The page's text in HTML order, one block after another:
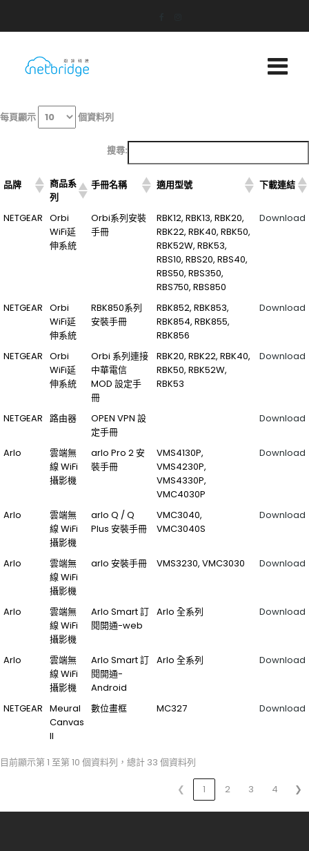
每頁顯示 個資料列
搜尋:
品牌
商品系
列
手冊名稱 適用型號 下載連結
NETGEAR Orbi
WiFi延
伸系統
Orbi系列安裝
手冊
RBK12, RBK13, RBK20,
RBK22, RBK40, RBK50,
RBK52W, RBK53,
RBS10, RBS20, RBS40,
RBS50, RBS350,
RBS750, RBS850
Download
NETGEAR Orbi
WiFi延
伸系統
RBK850系列
安裝手冊
RBK852, RBK853,
RBK854, RBK855,
RBK856
Download
NETGEAR Orbi
WiFi延
伸系統
Orbi 系列連接
中華電信
MOD 設定手
冊
RBK20, RBK22, RBK40,
RBK50, RBK52W,
RBK53
Download
NETGEAR 路由器
OPEN VPN 設
定手冊
Download
Arlo
雲端無
線 WiFi
攝影機
arlo Pro 2 安
裝手冊
VMS4130P,
VMS4230P,
VMS4330P,
VMC4030P
Download
Arlo
雲端無
線 WiFi
攝影機
arlo Q / Q
Plus 安裝手冊
VMC3040,
VMC3040S
Download
Arlo
雲端無
線 WiFi
攝影機
arlo 安裝手冊 VMS3230, VMC3030 Download
Arlo
雲端無
線 WiFi
攝影機
Arlo Smart 訂
閱開通-web
Arlo 全系列 Download
Arlo
雲端無
線 WiFi
攝影機
Arlo Smart 訂
閱開通-
Android
Arlo 全系列 Download
NETGEAR Meural
Canvas
ll
數位畫框 MC327 Download
目前顯示第 1 至第 10 個資料列，總計 33 個資料列
❮ 1 2 3 4 ❯